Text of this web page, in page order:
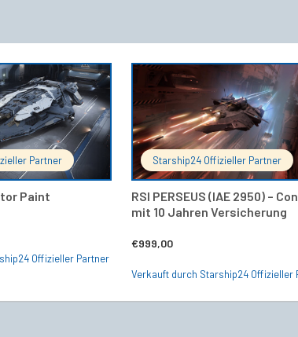
Partner
Paint
IN DEN WARENKORB
Offizieller Partner
Starship24 Offizieller Partner
RSI PERSEUS (IAE 2950) –
mit 10 Jahren Versicherung
€999,00
IN DEN
Verkauft durch Starship24 Offizieller